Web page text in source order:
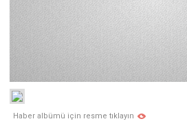
Haber albümü için resme tıklayın